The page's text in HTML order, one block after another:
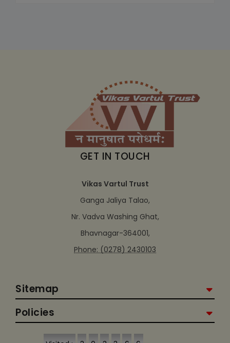
GET IN TOUCH
Vikas Vartul Trust
Ganga Jaliya Talao,
Nr. Vadva Washing Ghat,
Bhavnagar-364001,
Phone: (0278) 2430103
Sitemap
Policies